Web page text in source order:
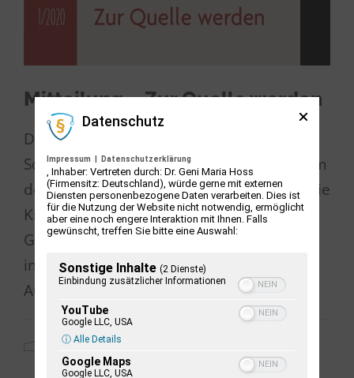
Mitteilung – Zur Quelle werden
Das Jahr 2020, in dem die
Schönstattfamilie das 100-jährige Jubiläum
der Frauenbewegung feiert, begann für die
Kirche im Zeichen einer Frau. Es war die
Gottesmutter Maria, der Papst Franziskus
in seiner Ansprache am 1. Januar viel
Aufmerksamkeit widmete.
2020, Allgemein
Datenschutz
Impressum Datenschutzerklärung
, Inhaber: Vertreten durch: Dr. Geni Maria Hoss
(Firmensitz: Deutschland), würde gerne mit externen
Diensten personenbezogene Daten verarbeiten. Dies ist
für die Nutzung der Website nicht notwendig, ermöglicht
aber eine noch engere Interaktion mit Ihnen. Falls
gewünscht, treffen Sie bitte eine Auswahl:
Sonstige Inhalte (2 Dienste)
Einbindung zusätzlicher Informationen
YouTube
Google LLC, USA
ⓘ Alle Details
Google Maps
Google LLC, USA